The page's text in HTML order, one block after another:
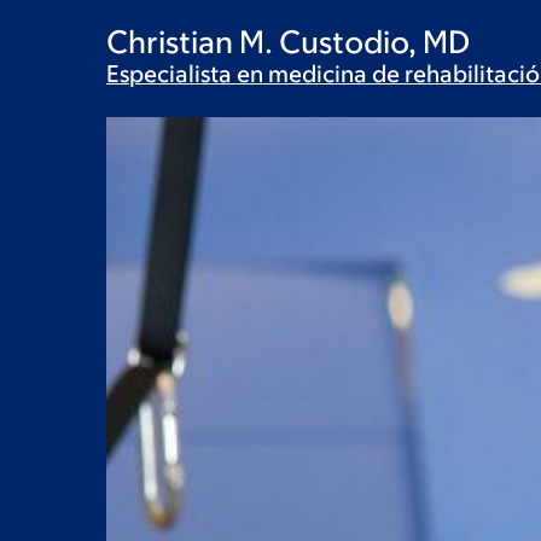
Christian M. Custodio, MD
Especialista en medicina de